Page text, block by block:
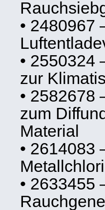
• 2480967
• 2550324
zur
• 2582678
zum
Material
• 2614083
• 2633455